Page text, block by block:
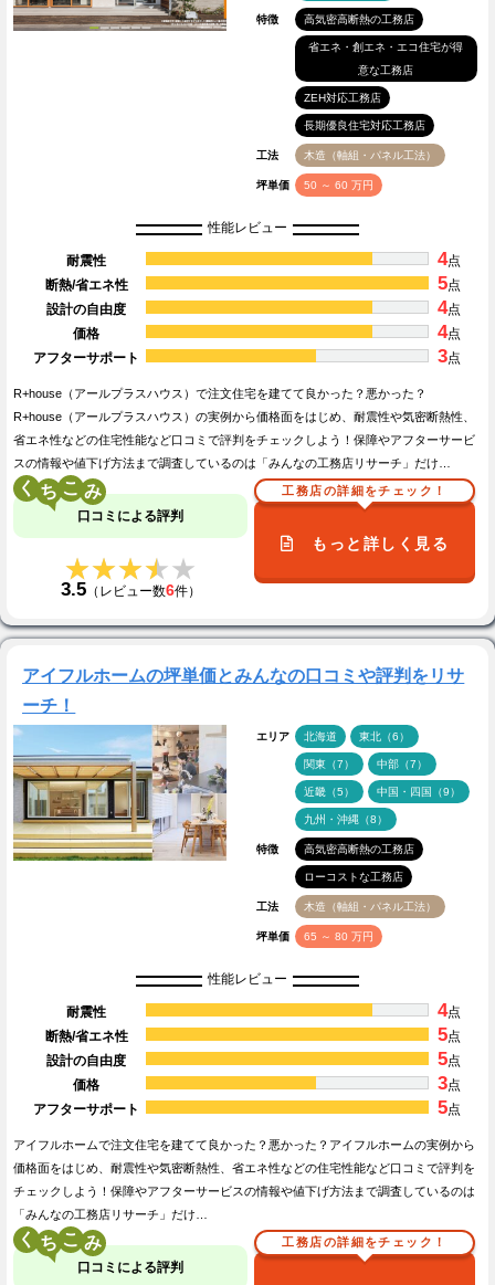
特徴 高気密高断熱の工務店
省エネ・創エネ・エコ住宅が得
意な工務店
ZEH対応工務店
長期優良住宅対応工務店
工法 木造（軸組・パネル工法）
坪単価 50 ～ 60 万円
性能レビュー
耐震性 4点
断熱/省エネ性
5点
設計の自由度
4点
価格
4点
アフターサポート
3点
R+house（アールプラスハウス）で注文住宅を建てて良かった？悪かった？
R+house（アールプラスハウス）の実例から価格面をはじめ、耐震性や気密断熱性、
省エネ性などの住宅性能など口コミで評判をチェックしよう！保障やアフターサービ
スの情報や値下げ方法まで調査しているのは「みんなの工務店リサーチ」だけ…
く こ
口コミによる評判
★★★★★
★★★★★
3.5（レビュー数6件）
工務店の詳細をチェック！
もっと詳しく見る
アイフルホームの坪単価とみんなの口コミや評判をリサ
ーチ！
エリア 北海道 東北（6）
関東（7） 中部（7）
近畿（5） 中国・四国（9）
九州・沖縄（8）
特徴 高気密高断熱の工務店
ローコストな工務店
工法 木造（軸組・パネル工法）
坪単価 65 ～ 80 万円
性能レビュー
耐震性 4点
断熱/省エネ性
5点
設計の自由度
5点
価格
3点
アフターサポート
5点
アイフルホームで注文住宅を建てて良かった？悪かった？アイフルホームの実例から
価格面をはじめ、耐震性や気密断熱性、省エネ性などの住宅性能など口コミで評判を
チェックしよう！保障やアフターサービスの情報や値下げ方法まで調査しているのは
「みんなの工務店リサーチ」だけ…
く こ
口コミによる評判
工務店の詳細をチェック！